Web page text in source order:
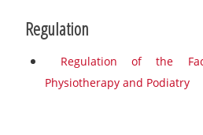
Regulation
Regulation of the
Physiotherapy and Podiatry